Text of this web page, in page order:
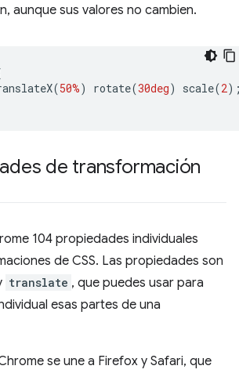
aunque sus valores no cambien.
(50%) rotate(30deg) scale(2
de transformación
104 propiedades individuales
de CSS. Las propiedades son
translate , que puedes usar para
esas partes de una
se une a Firefox y Safari, que